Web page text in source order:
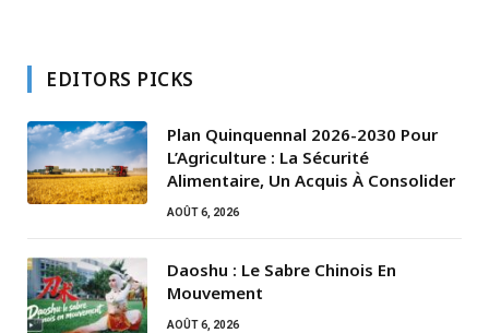
EDITORS PICKS
Plan Quinquennal 2026-2030 Pour
L’Agriculture : La Sécurité
Alimentaire, Un Acquis À Consolider
AOÛT 6, 2026
Daoshu : Le Sabre Chinois En
Mouvement
AOÛT 6, 2026